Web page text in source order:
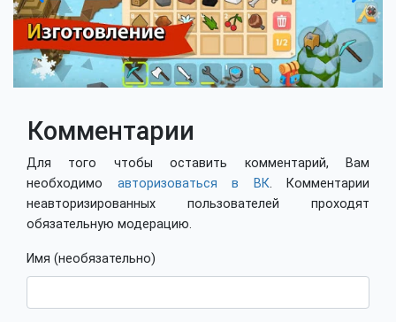
Комментарии
Для того чтобы оставить комментарий, Вам
необходимо авторизоваться в ВК. Комментарии
неавторизированных пользователей проходят
обязательную модерацию.
Имя (необязательно)